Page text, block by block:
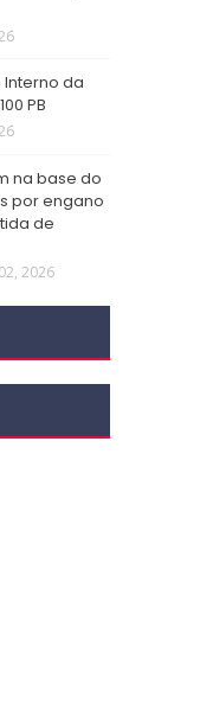
Interno da
PB
na base do
por engano
de
2026